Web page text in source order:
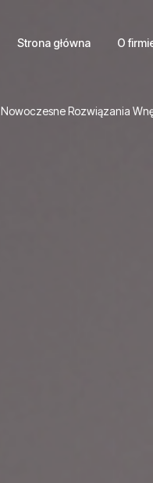
Strona główna O
Nowoczesne Rozwiązania